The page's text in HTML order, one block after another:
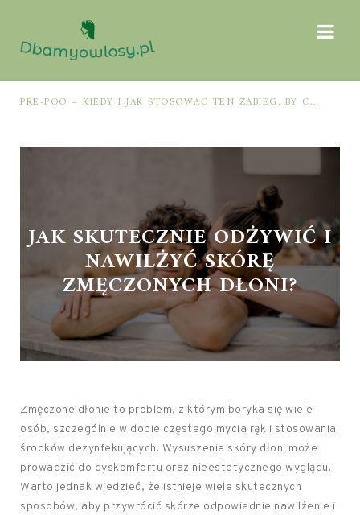
PRE-POO – KIEDY I JAK STOSOWAĆ TEN ZABIEG, BY CHRONIĆ I NAWILŻAĆ WŁOSY PRZED MYCIEM SZAMPONEM
JAK SKUTECZNIE ODŻYWIĆ I
NAWILŻYĆ SKÓRĘ
ZMĘCZONYCH DŁONI?
Zmęczone dłonie to problem, z którym boryka się wiele
osób, szczególnie w dobie częstego mycia rąk i stosowania
środków dezynfekujących. Wysuszenie skóry dłoni może
prowadzić do dyskomfortu oraz nieestetycznego wyglądu.
Warto jednak wiedzieć, że istnieje wiele skutecznych
sposobów, aby przywrócić skórze odpowiednie nawilżenie i